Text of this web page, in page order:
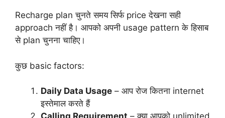
Recharge plan चुनते समय सिर्फ price देखना सही
approach नहीं है। आपको अपनी usage pattern के हिसाब
से plan चुनना चाहिए।
कुछ basic factors:
Daily Data Usage – आप रोज कितना internet
इस्तेमाल करते हैं